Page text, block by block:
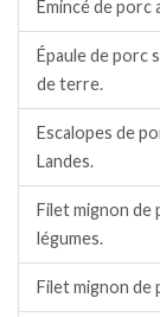
Émincé de porc
Épaule de porc
de terre.
Escalopes de
Landes.
Filet mignon de
légumes.
Filet mignon de